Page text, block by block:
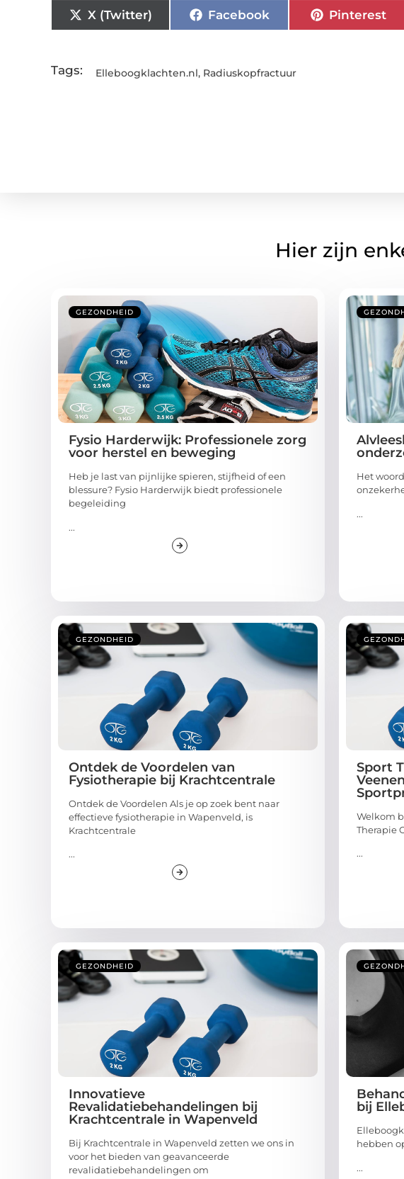
X (Twitter) Facebook Pinterest
Tags: Elleboogklachten.nl, Radiuskopfractuur
Hier zijn
GEZONDHEID
Fysio Harderwijk: Professionele zorg
voor herstel en beweging
Heb je last van pijnlijke spieren, stijfheid of een
blessure? Fysio Harderwijk biedt professionele
begeleiding
...
Het
...
GEZONDHEID
Ontdek de Voordelen van
Fysiotherapie bij Krachtcentrale
Ontdek de Voordelen Als je op zoek bent naar
effectieve fysiotherapie in Wapenveld, is
Krachtcentrale
...
Sport
Welkom
Therapie
...
GEZONDHEID
Innovatieve
Revalidatiebehandelingen bij
Krachtcentrale in Wapenveld
Bij Krachtcentrale in Wapenveld zetten we ons in
voor het bieden van geavanceerde
revalidatiebehandelingen om
bij
hebben
...